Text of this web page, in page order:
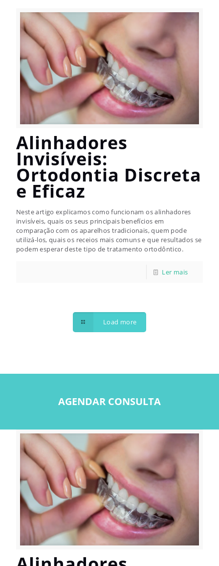
Alinhadores
Invisíveis:
Ortodontia Discreta
e Eficaz
Neste artigo explicamos como funcionam os alinhadores
invisíveis, quais os seus principais benefícios em
comparação com os aparelhos tradicionais, quem pode
utilizá-los, quais os receios mais comuns e que resultados se
podem esperar deste tipo de tratamento ortodôntico.
Load more
AGENDAR CONSULTA